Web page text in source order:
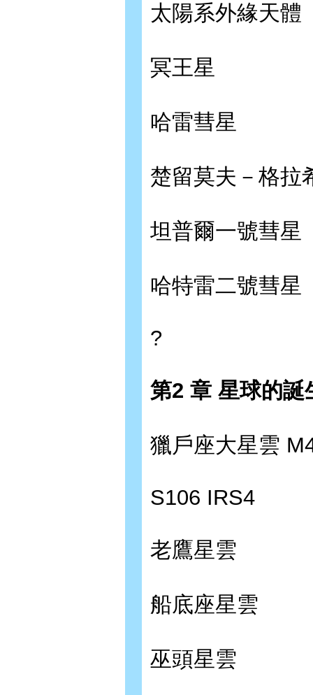
太陽系外緣天體
冥王星
哈雷彗星
楚留莫夫－格拉
坦普爾一號彗星
哈特雷二號彗星
?
第2 章 星球的誕
獵戶座大星雲
S106 IRS4
老鷹星雲
船底座星雲
巫頭星雲